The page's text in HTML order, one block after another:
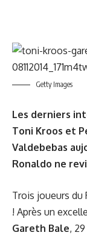
Getty Images
Les derniers
Toni Kroos et
Valdebebas
Ronaldo ne
Trois joueurs du
! Après un
Gareth Bale,